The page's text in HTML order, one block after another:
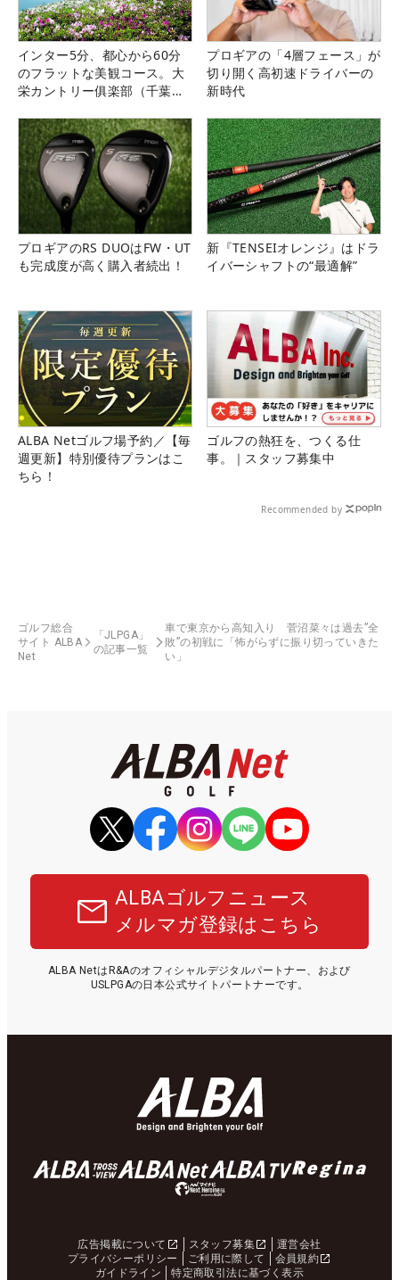
インター5分、都心から60分
のフラットな美観コース。大
栄カントリー俱楽部（千葉
プロギアの「4層フェース」が
切り開く高初速ドライバーの
新時代
プロギアのRS DUOはFW・UT
も完成度が高く購入者続出！
新『TENSEIオレンジ』はドラ
イバーシャフトの“最適解”
ALBA Netゴルフ場予約／【毎
週更新】特別優待プランはこ
ちら！
ゴルフの熱狂を、つくる仕
事。｜スタッフ募集中
Recommended by
ゴルフ総合
サイト ALBA
Net
「JLPGA」
の記事一覧
車で東京から高知入り 菅沼菜々は過去”全
敗”の初戦に「怖がらずに振り切っていきた
い」
ALBAゴルフニュース
メルマガ登録はこちら
ALBA NetはR&Aのオフィシャルデジタルパートナー、および
USLPGAの日本公式サイトパートナーです。
広告掲載について スタッフ募集
運営会社
プライバシーポリシー
ご利用に際して
会員規約
ガイドライン
特定商取引法に基づく表示